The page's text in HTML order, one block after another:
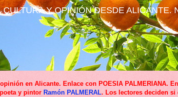
Y OPINIÓN DESDE ALICANTE.
en Alicante. Enlace con POESIA PALMERIANA.
y pintor Ramón PALMERAL. Los lectores deciden